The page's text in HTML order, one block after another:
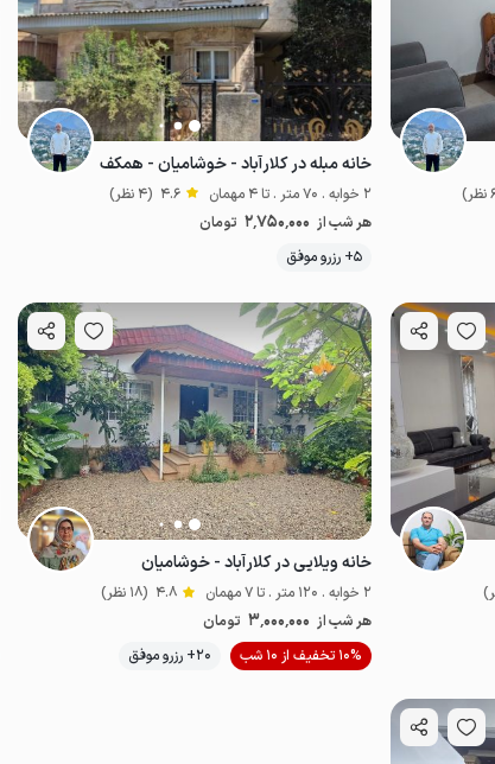
اقتصادی
خانه مبله در کلارآباد - خوشامیان - همکف
2 خوابه . 70 متر . تا 4 مهمان 4.6 (4 نظر)
هر شب از 2٬750٬000 تومان
5+ رزرو موفق
موقعیت در نقشه
خانه ویلایی در کلارآباد - خوشامیان
2 خوابه . 120 متر . تا 7 مهمان 4.8 (18 نظر)
هر شب از 3٬000٬000 تومان
10% تخفیف از 10 شب
20+ رزرو موفق